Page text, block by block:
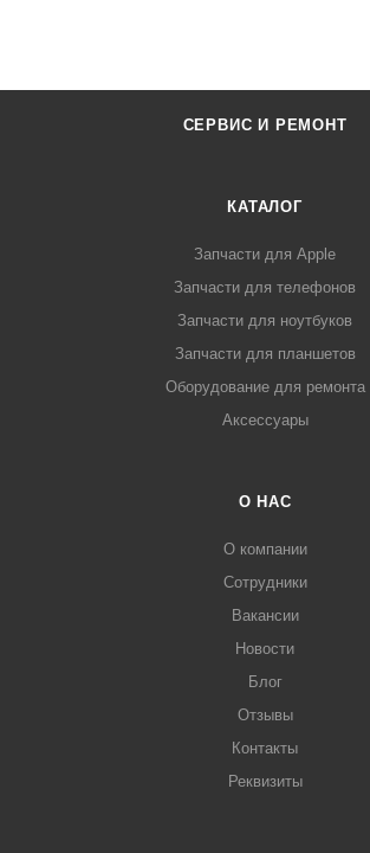
СЕРВИС И РЕМОНТ
КАТАЛОГ
Запчасти для Apple
Запчасти для телефонов
Запчасти для ноутбуков
Запчасти для планшетов
Оборудование для ремонта
Аксессуары
О НАС
О компании
Сотрудники
Вакансии
Новости
Блог
Отзывы
Контакты
Реквизиты